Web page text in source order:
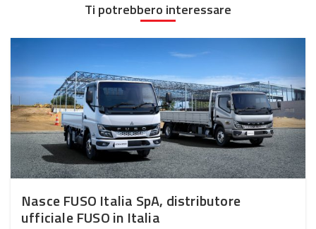
Ti potrebbero interessare
Nasce FUSO Italia SpA, distributore
ufficiale FUSO in Italia